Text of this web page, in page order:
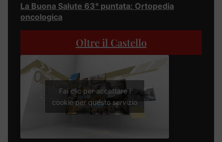
La Buona Salute 63° puntata: Ortopedia
oncologica
Oltre il Castello
Fai clic per accettare i
cookie per questo servizio